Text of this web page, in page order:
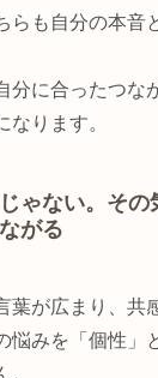
らも自分の本音
分に合ったつな
なります。
ゃない。その
がる
葉が広まり、共
悩みを「個性」